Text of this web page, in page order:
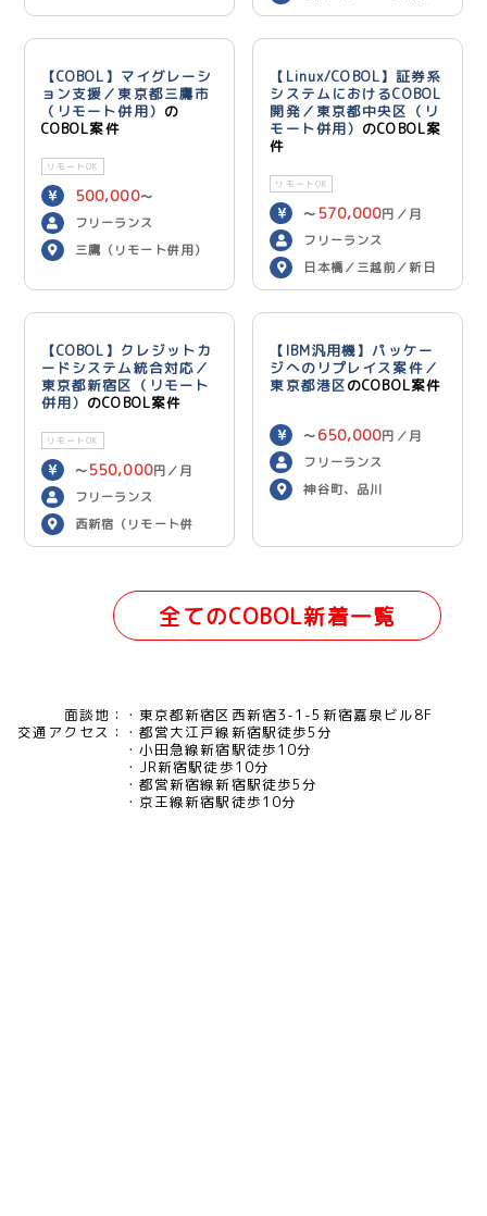
【COBOL】マイグレーシ
ョン支援／東京都三鷹市
（リモート併用） の
COBOL案件
リモートOK
500,000〜
600,000 円／月
フリーランス
三鷹（リモート併用）
【Linux/COBOL】証券系
システムにおけるCOBOL
開発／東京都中央区（リ
モート併用） のCOBOL案
件
リモートOK
〜 570,000円／月
フリーランス
日本橋／三越前／新日
本橋（リモート併用）
【COBOL】クレジットカ
ードシステム統合対応／
東京都新宿区（リモート
併用） のCOBOL案件
リモートOK
〜 550,000円／月
フリーランス
西新宿（リモート併
用）
【IBM汎用機】パッケー
ジへのリプレイス案件／
東京都港区のCOBOL案件
〜 650,000円／月
フリーランス
神谷町、品川
全てのCOBOL新着一覧
面談地：
東京都新宿区西新宿3-1-5新宿嘉泉ビル8F
交通アクセス：
都営大江戸線新宿駅徒歩5分
小田急線新宿駅徒歩10分
JR新宿駅徒歩10分
都営新宿線新宿駅徒歩5分
京王線新宿駅徒歩10分